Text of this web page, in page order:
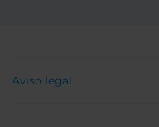
Aviso legal